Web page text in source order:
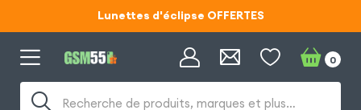
Lunettes d'éclipse OFFERTES
Code ECLIPSE55
Recherche de produits, marques et plus…
0